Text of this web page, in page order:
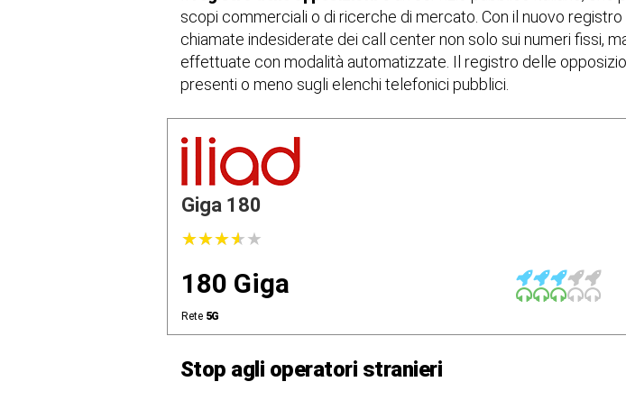
scopi commerciali o di ricerche di mercato. Con il nuovo
chiamate indesiderate dei call center non solo sui numeri fissi,
effettuate con modalità automatizzate. Il registro delle
presenti o meno sugli elenchi telefonici pubblici.
Giga 180
★★★★★
★★★★★
180 Giga
Rete 5G
Stop agli operatori stranieri